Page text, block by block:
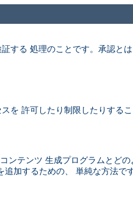
する 処理のことです。承認
を 許可したり制限したりする
テンツ 生成プログラムとど
加するための、 単純な方法